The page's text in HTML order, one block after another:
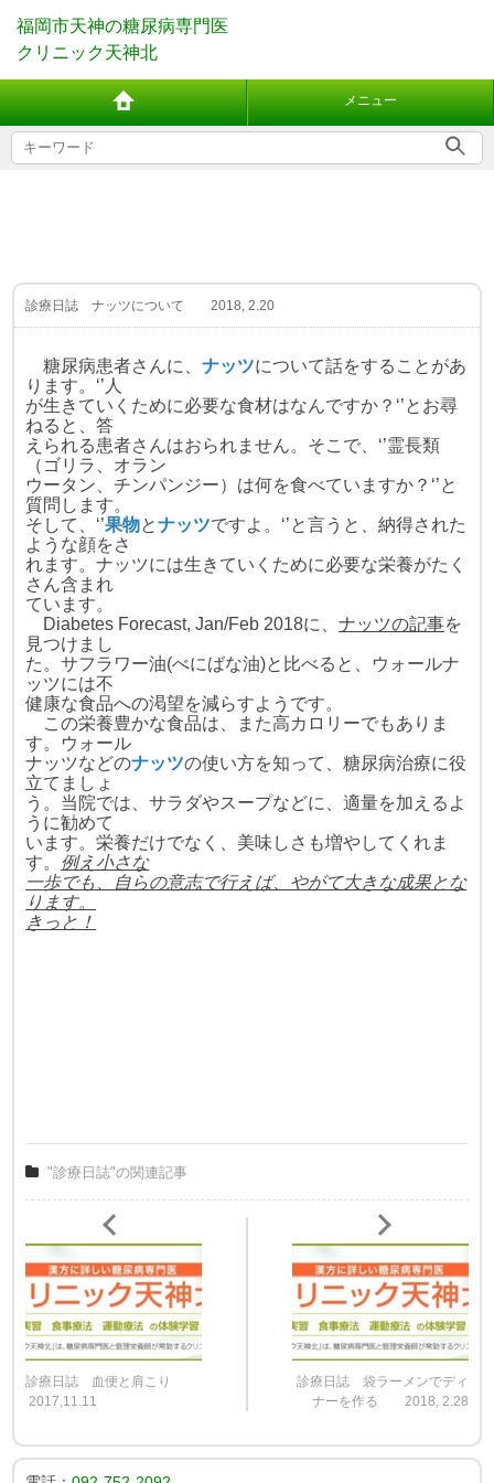
福岡市天神の糖尿病専門医
クリニック天神北
メニュー
診療日誌 ナッツについて 2018, 2.20
糖尿病患者さんに、ナッツについて話をすることがあ
ります。‘’人
が生きていくために必要な食材はなんですか？‘’とお尋
ねると、答
えられる患者さんはおられません。そこで、‘’霊長類
（ゴリラ、オラン
ウータン、チンパンジー）は何を食べてい ますか？‘’と
質問します。
そして、‘’果物とナッツですよ。‘’と言うと、納得された
ような顔をさ
れます。ナッツには生きていくために必要な栄養がたく
さん含まれ
ています。
Diabetes Forecast, Jan/Feb 2018に、ナッツの記事を
見つけまし
た。サフラワー油(べにばな油)と比べると、ウォールナ
ッツには不
健康な食品への渇望を減らすようです。
この栄養豊かな食品は、また高カロリーでもありま
す。ウォール
ナッツなどのナッツの使い方を知って、糖尿病治療に役
立てましょ
う。当院では、サラダやスープなどに、適量を加えるよ
うに勧めて
います。栄養だけでなく、美味しさも増やしてくれま
す。 例え小さな
一歩でも、自らの意志で行えば、やがて大きな成果とな
ります。
きっと！
"診療日誌"の関連記事
診療日誌 血便と肩こり
2017,11.11
診療日誌 袋ラーメンでディ
ナーを作る 2018, 2.28